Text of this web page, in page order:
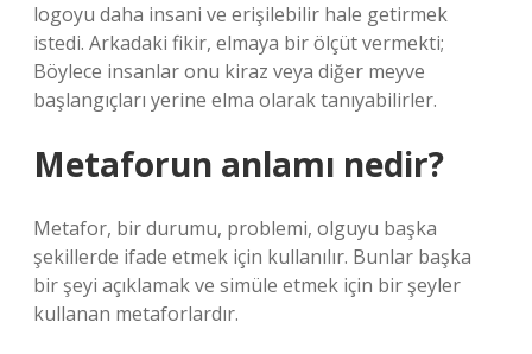
logoyu daha insani ve erişilebilir hale getirmek
istedi. Arkadaki fikir, elmaya bir ölçüt vermekti;
Böylece insanlar onu kiraz veya diğer meyve
başlangıçları yerine elma olarak tanıyabilirler.
Metaforun anlamı nedir?
Metafor, bir durumu, problemi, olguyu başka
şekillerde ifade etmek için kullanılır. Bunlar başka
bir şeyi açıklamak ve simüle etmek için bir şeyler
kullanan metaforlardır.